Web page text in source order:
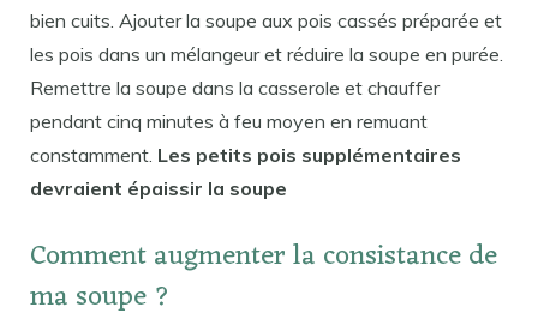
bien cuits. Ajouter la soupe aux pois cassés préparée et
les pois dans un mélangeur et réduire la soupe en purée.
Remettre la soupe dans la casserole et chauffer
pendant cinq minutes à feu moyen en remuant
constamment. Les petits pois supplémentaires
devraient épaissir la soupe
Comment augmenter la consistance de
ma soupe ?